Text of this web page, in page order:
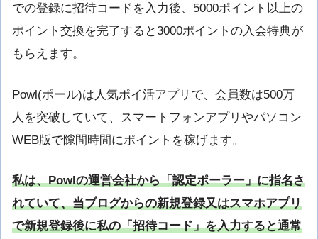
での登録に招待コードを入力後、5000ポイント以上の
ポイント交換を完了すると3000ポイントの入会特典が
もらえます。
Powl(ポール)は人気ポイ活アプリで、会員数は500万
人を突破していて、スマートフォンアプリやパソコン
WEB版で隙間時間にポイントを稼げます。
私は、Powlの運営会社から「認定ポーラー」に指名さ
れていて、当ブログからの新規登録又はスマホアプリ
で新規登録後に私の「招待コード」を入力すると通常